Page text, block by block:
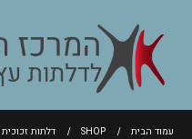
עמוד הבית SHOP דלתות